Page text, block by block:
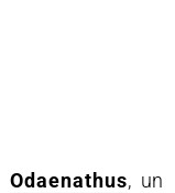
Odaenathus, un